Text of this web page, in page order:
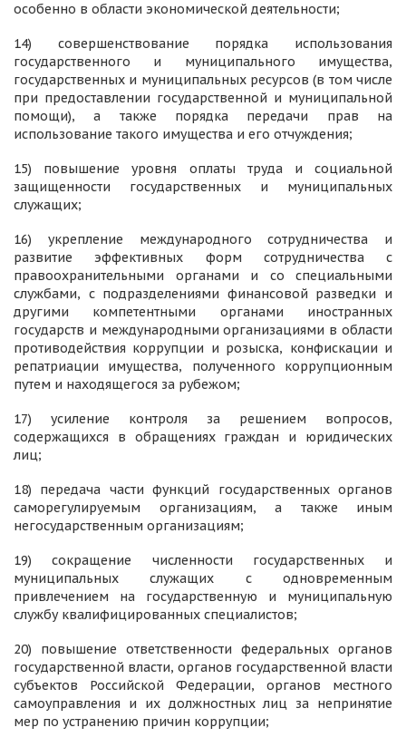
особенно в области экономической деятельности;
14) совершенствование порядка использования
государственного и муниципального имущества,
государственных и муниципальных ресурсов (в том числе
при предоставлении государственной и муниципальной
помощи), а также порядка передачи прав на
использование такого имущества и его отчуждения;
15) повышение уровня оплаты труда и социальной
защищенности государственных и муниципальных
служащих;
16) укрепление международного сотрудничества и
развитие эффективных форм сотрудничества с
правоохранительными органами и со специальными
службами, с подразделениями финансовой разведки и
другими компетентными органами иностранных
государств и международными организациями в области
противодействия коррупции и розыска, конфискации и
репатриации имущества, полученного коррупционным
путем и находящегося за рубежом;
17) усиление контроля за решением вопросов,
содержащихся в обращениях граждан и юридических
лиц;
18) передача части функций государственных органов
саморегулируемым организациям, а также иным
негосударственным организациям;
19) сокращение численности государственных и
муниципальных служащих с одновременным
привлечением на государственную и муниципальную
службу квалифицированных специалистов;
20) повышение ответственности федеральных органов
государственной власти, органов государственной власти
субъектов Российской Федерации, органов местного
самоуправления и их должностных лиц за непринятие
мер по устранению причин коррупции;